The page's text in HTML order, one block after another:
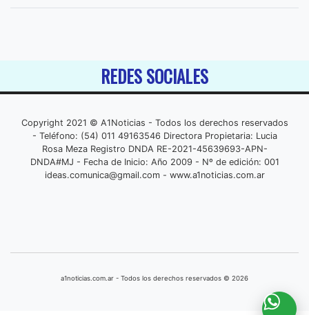
REDES SOCIALES
Copyright 2021 © A1Noticias - Todos los derechos reservados
- Teléfono: (54) 011 49163546 Directora Propietaria: Lucia
Rosa Meza Registro DNDA RE-2021-45639693-APN-
DNDA#MJ - Fecha de Inicio: Año 2009 - Nº de edición: 001
ideas.comunica@gmail.com- www.a1noticias.com.ar
a1noticias.com.ar - Todos los derechos reservados © 2026